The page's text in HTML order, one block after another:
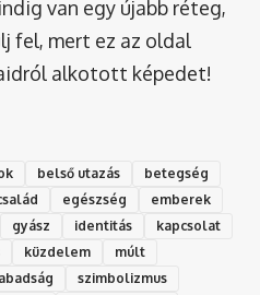
van egy újabb réteg,
fel, mert ez az oldal
alkotott képedet!
belső utazás
betegség
egészség
emberek
gyász identitás
kapcsolat
küzdelem
múlt
szimbolizmus